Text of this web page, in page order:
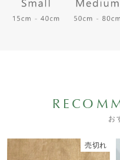
お
売切れ